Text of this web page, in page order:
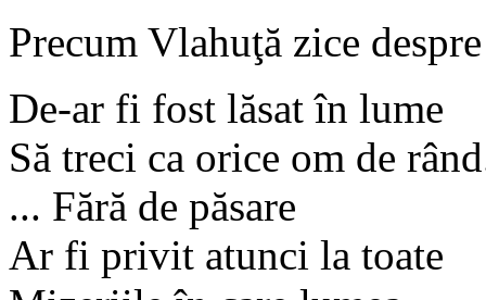
Precum Vlahuţă zice
De-ar fi fost lăsat în lume
Să treci ca orice om de
... Fără de păsare
Ar fi privit atunci la toate